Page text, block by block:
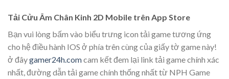
Tải Cửu Âm Chân Kinh 2D Mobile trên App Store
Bạn vui lòng bấm vào biểu trưng icon tải game tương ứng
cho hệ điều hành IOS ở phía trên cùng của giấy tờ game này!
ở đâygamer24h.comcam kết đem lại link tải game chính xác
nhất, đường dẫn tải game chính thống nhất từ NPH Game